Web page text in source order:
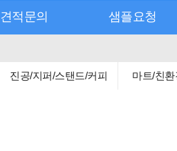
견적문의 샘플요청
진공/지퍼/스탠드/커피 마트/친